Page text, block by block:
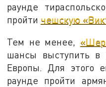
раунде
пройти чешскую
Тем не менее,
шансы выступить в
Европы. Для этого
раунде пройти